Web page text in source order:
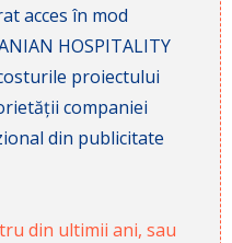
acces în mod
HOSPITALITY
proiectului
companiei
din publicitate
din ultimii ani, sau